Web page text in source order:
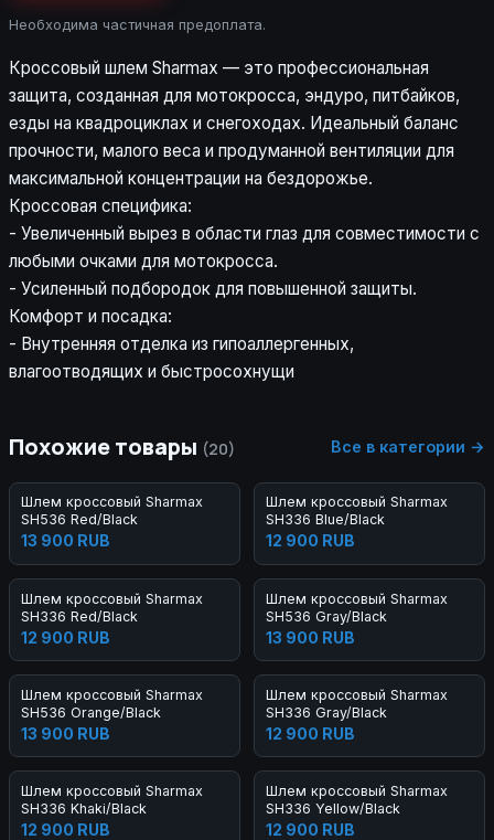
Необходима частичная предоплата.
Кроссовый шлем Sharmax — это профессиональная
защита, созданная для мотокросса, эндуро, питбайков,
езды на квадроциклах и снегоходах. Идеальный баланс
прочности, малого веса и продуманной вентиляции для
максимальной концентрации на бездорожье.
Кроссовая специфика:
- Увеличенный вырез в области глаз для совместимости с
любыми очками для мотокросса.
- Усиленный подбородок для повышенной защиты.
Комфорт и посадка:
- Внутренняя отделка из гипоаллергенных,
влагоотводящих и быстросохнущи
Похожие товары (20) Все в категории →
Шлем кроссовый Sharmax
SH536 Red/Black
13 900 RUB
Шлем кроссовый Sharmax
SH336 Blue/Black
12 900 RUB
Шлем кроссовый Sharmax
SH336 Red/Black
12 900 RUB
Шлем кроссовый Sharmax
SH536 Gray/Black
13 900 RUB
Шлем кроссовый Sharmax
SH536 Orange/Black
13 900 RUB
Шлем кроссовый Sharmax
SH336 Gray/Black
12 900 RUB
Шлем кроссовый Sharmax
SH336 Khaki/Black
12 900 RUB
Шлем кроссовый Sharmax
SH336 Yellow/Black
12 900 RUB